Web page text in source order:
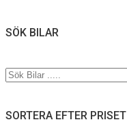
SÖK BILAR
SORTERA EFTER PRISET